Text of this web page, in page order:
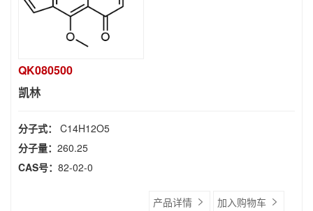
QK080500
凯林
分子式： C14H12O5
分子量： 260.25
CAS号： 82-02-0
产品详情 加入购物车